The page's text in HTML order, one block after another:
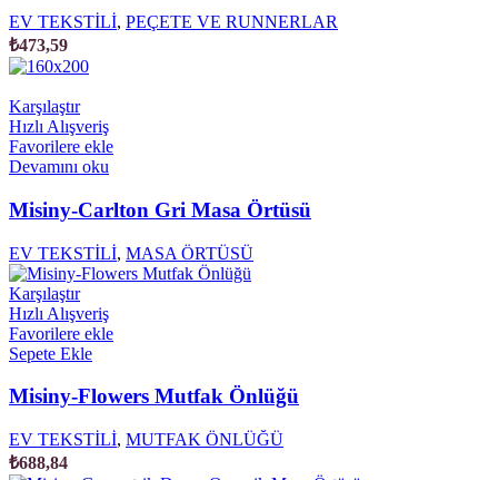
EV TEKSTİLİ, PEÇETE VE RUNNERLAR
₺473,59
Karşılaştır
Hızlı Alışveriş
Favorilere ekle
Devamını oku
Misiny-Carlton Gri Masa Örtüsü
EV TEKSTİLİ, MASA ÖRTÜSÜ
Karşılaştır
Hızlı Alışveriş
Favorilere ekle
Sepete Ekle
Misiny-Flowers Mutfak Önlüğü
EV TEKSTİLİ, MUTFAK ÖNLÜĞÜ
₺688,84